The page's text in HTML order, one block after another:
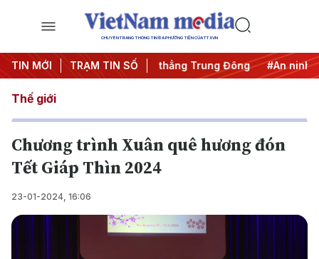
CHUYÊN TRANG THÔNG TIN ĐA PHƯƠNG TIỆN CỦA TTXVN
TIN MỚI TRẠM TIN SỐ
thác IUU #Căng thẳng Trung Đông #An ninh năng
Thế giới
Chương trình Xuân quê hương đón
Tết Giáp Thìn 2024
23-01-2024, 16:06